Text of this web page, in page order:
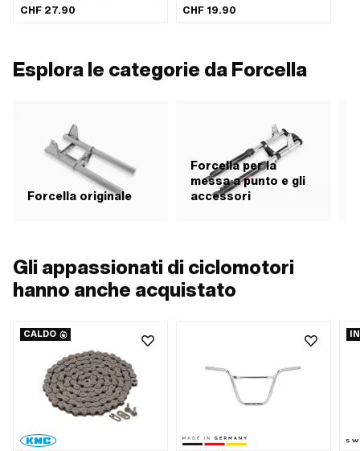
argento · Tipo di cuscinetto: Anello
CHF 27.90
Esagono esterno · Guida: Esagono
CHF 19.90
Esplora le categorie da Forcella
Forcella originale
Forcella per la
messa a punto e gli
accessori
Gli appassionati di ciclomotori
hanno anche acquistato
CALDO